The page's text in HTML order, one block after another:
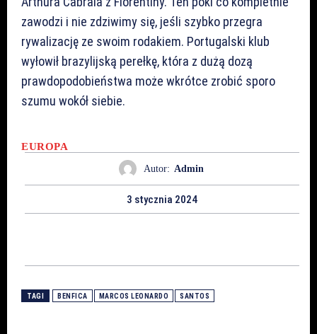
zawodzi i nie zdziwimy się, jeśli szybko przegra
rywalizację ze swoim rodakiem. Portugalski klub
wyłowił brazylijską perełkę, która z dużą dozą
prawdopodobieństwa może wkrótce zrobić sporo
szumu wokół siebie.
EUROPA
Autor: Admin
3 stycznia 2024
TAGI BENFICA MARCOS LEONARDO SANTOS